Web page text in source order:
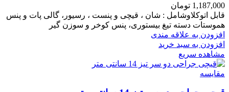
1,187,000 تومان
قابل اتوکلاوشامل : شان ، قیچی و پنست ، رسیور، گالی پات و پنس
هموستات دسته تیغ بیستوری، پنس کوخر و سوزن گیر
افزودن به علاقه مندی
افزودن به سبد خرید
مشاهده سریع
مقایسه